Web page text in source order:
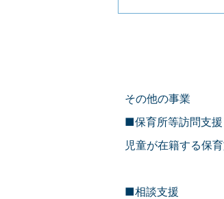
その他の事業
■保育所等訪問支援
児童が在籍する保
■相談支援